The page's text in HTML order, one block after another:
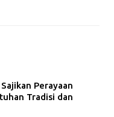
Perayaan
Tradisi dan